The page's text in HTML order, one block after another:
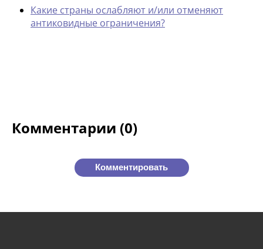
Какие страны ослабляют и/или отменяют
антиковидные ограничения?
Комментарии (0)
Комментировать